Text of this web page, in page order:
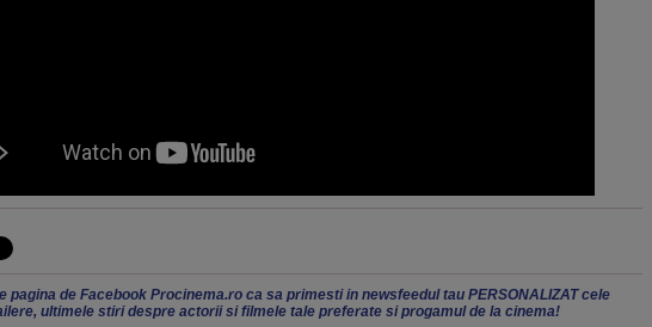
pagina de Facebook Procinema.ro ca sa primesti in newsfeedul tau PERSONALIZAT cele
ultimele stiri despre actorii si filmele tale preferate si progamul de la cinema!